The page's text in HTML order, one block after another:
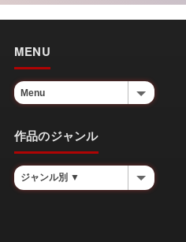
MENU
作品のジャンル